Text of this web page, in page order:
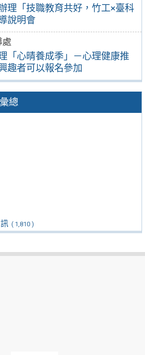
理「技職教育共好，竹工×臺科
說明會
處
「心晴養成季」－心理健康推
趣者可以報名參加
總
( 1,810 )